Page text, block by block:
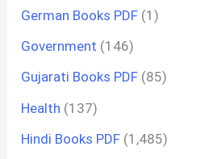
German Books PDF (1)
Government (146)
Gujarati Books PDF (85)
Health (137)
Hindi Books PDF (1,485)